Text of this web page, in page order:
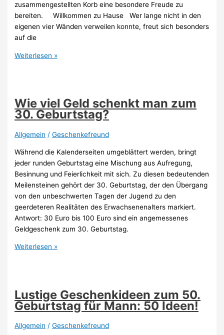
zusammengestellten Korb eine besondere Freude zu
bereiten. Willkommen zu Hause Wer lange nicht in den
eigenen vier Wänden verweilen konnte, freut sich besonders
auf die
Kreatives
außergewöhnliche
Präsentkorb-
Ideen
Weiterlesen »
Wie viel Geld schenkt man zum
30. Geburtstag?
Allgemein /Geschenkefreund
Während die Kalenderseiten umgeblättert werden, bringt
jeder runden Geburtstag eine Mischung aus Aufregung,
Besinnung und Feierlichkeit mit sich. Zu diesen bedeutenden
Meilensteinen gehört der 30. Geburtstag, der den Übergang
von den unbeschwerten Tagen der Jugend zu den
geerdeteren Realitäten des Erwachsenenalters markiert.
Antwort: 30 Euro bis 100 Euro sind ein angemessenes
Geldgeschenk zum 30. Geburtstag.
Wie
man
zum
30.
Geburtstag?
Weiterlesen »
Lustige Geschenkideen zum 50.
Geburtstag für Mann: 50 Ideen!
Allgemein /Geschenkefreund